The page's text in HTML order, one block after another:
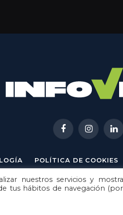
FacebookInstagram
POLÍTICA DE COOKIES
© 2026 Metech. Todos
nuestros servicios y
tus hábitos de navegación